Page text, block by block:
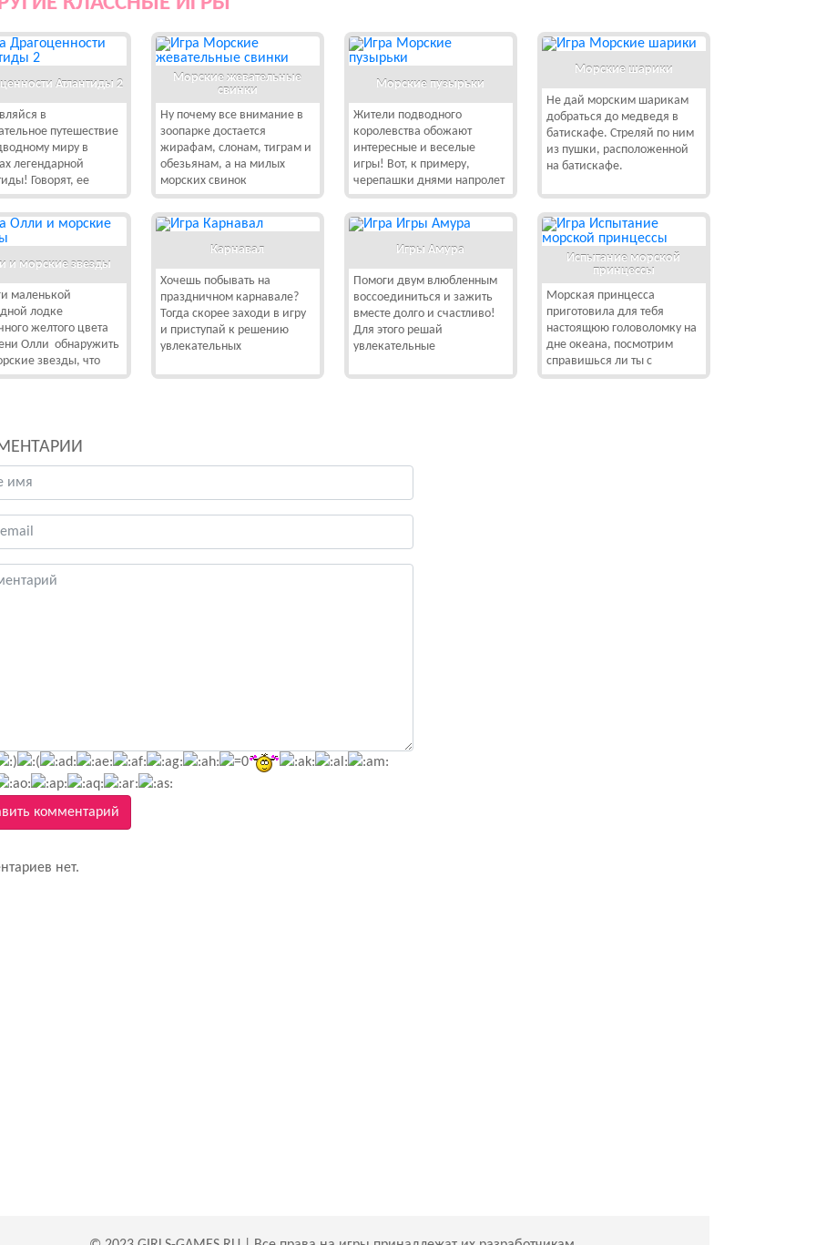
Атлантиды 2
в
путешествие
миру в
легендарной
Говорят, ее
Морские жевательные
свинки
Ну почему все внимание в
зоопарке достается
жирафам, слонам, тиграм и
обезьянам, а на милых
морских свинок
Морские пузырьки
Жители подводного
королевства обожают
интересные и веселые
игры! Вот, к примеру,
черепашки днями напролет
Морские шарики
Не дай морским шарикам
добраться до медведя в
батискафе. Стреляй по ним
из пушки, расположенной
на батискафе.
и морские звезды
маленькой
лодке
желтого цвета
Олли обнаружить
звезды, что
Карнавал
Хочешь побывать на
праздничном карнавале?
Тогда скорее заходи в игру
и приступай к решению
увлекательных
Игры Амура
Помоги двум влюбленным
воссоединиться и зажить
вместе долго и счастливо!
Для этого решай
увлекательные
Испытание морской
принцессы
Морская принцесса
приготовила для тебя
настоящюю головоломку на
дне океана, посмотрим
справишься ли ты с
комментарий
нет.